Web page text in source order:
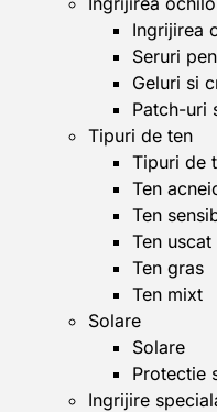
Ingrijirea
Seruri
Geluri si
Patch-uri
Tipuri de ten
Tipuri de
Ten
Ten
Ten uscat
Ten gras
Ten mixt
Solare
Solare
Protectie
Ingrijire